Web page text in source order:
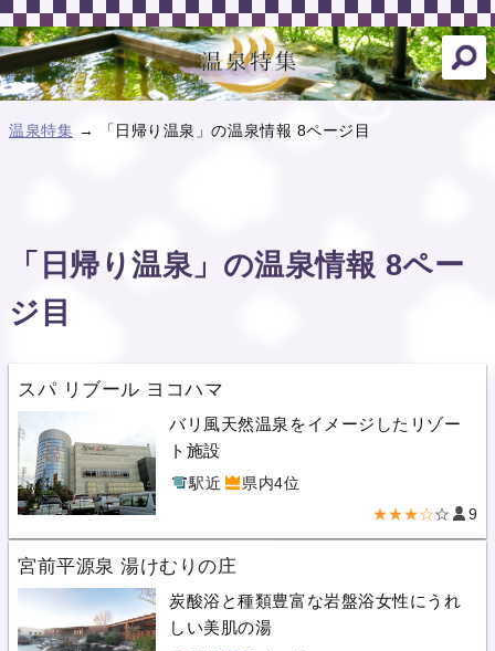
温泉特集 → 「日帰り温泉」の温泉情報 8ページ目
「日帰り温泉」の温泉情報 8ペー
ジ目
スパ リブール ヨコハマ
バリ風天然温泉をイメージしたリゾー
ト施設
駅近 県内4位
★★★☆☆ 9
宮前平源泉 湯けむりの庄
炭酸浴と種類豊富な岩盤浴女性にうれ
しい美肌の湯